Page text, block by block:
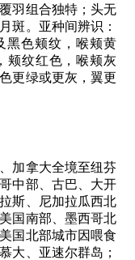
羽组合独特；头无
斑。亚种间辨识：
黑色颊纹，喉颊黄
颊纹红色，喉颊灰
更绿或更灰，翼更
加拿大全境至纽芬
中部、古巴、大开
斯、尼加拉瓜西北
国南部、墨西哥北
国北部城市因喂食
大、亚速尔群岛；